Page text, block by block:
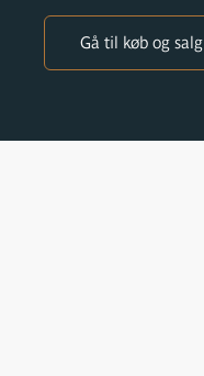
Gå til køb og salg